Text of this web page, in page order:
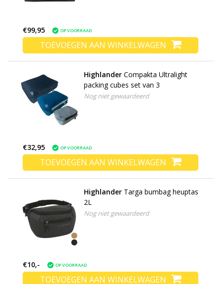
€99,95 OP VOORRAAD
TOEVOEGEN AAN WINKELWAGEN
Highlander Compakta Ultralight
packing cubes set van 3
Nog niet gewaardeerd
€32,95 OP VOORRAAD
TOEVOEGEN AAN WINKELWAGEN
Highlander Targa bumbag heuptas
2L
Nog niet gewaardeerd
€10,- OP VOORRAAD
TOEVOEGEN AAN WINKELWAGEN